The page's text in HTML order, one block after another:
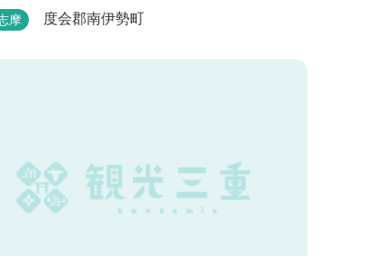
。鯛、黒鯛、ハマチ、ブリ、イカ等、お客様
徒歩2分です。
摩 度会郡南伊勢町